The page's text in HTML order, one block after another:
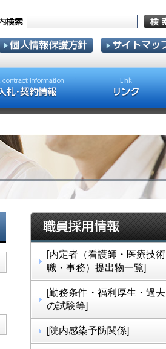
[内定者（看護師・医療技術
職・事務）提出物一覧]
[勤務条件・福利厚生・過去
の試験等]
[院内感染予防関係]